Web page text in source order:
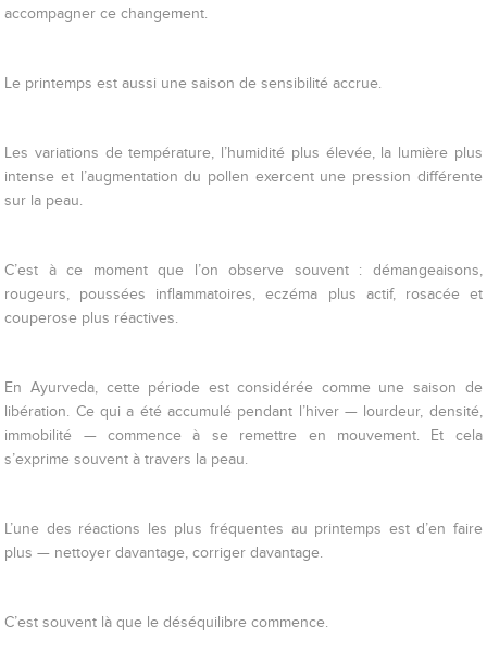
accompagner ce changement.
Le printemps est aussi une saison de sensibilité accrue.
Les variations de température, l’humidité plus élevée, la lumière plus
intense et l’augmentation du pollen exercent une pression différente
sur la peau.
C’est à ce moment que l’on observe souvent : démangeaisons,
rougeurs, poussées inflammatoires, eczéma plus actif, rosacée et
couperose plus réactives.
En Ayurveda, cette période est considérée comme une saison de
libération. Ce qui a été accumulé pendant l’hiver — lourdeur, densité,
immobilité — commence à se remettre en mouvement. Et cela
s’exprime souvent à travers la peau.
L’une des réactions les plus fréquentes au printemps est d’en faire
plus — nettoyer davantage, corriger davantage.
C’est souvent là que le déséquilibre commence.